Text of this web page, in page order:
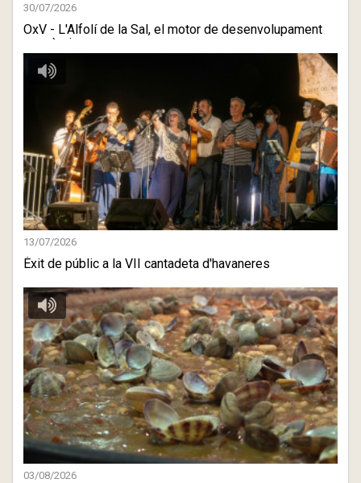
30/07/2026
OxV - L'Alfolí de la Sal, el motor de desenvolupament
econòmi ...
13/07/2026
Èxit de públic a la VII cantadeta d'havaneres
03/08/2026